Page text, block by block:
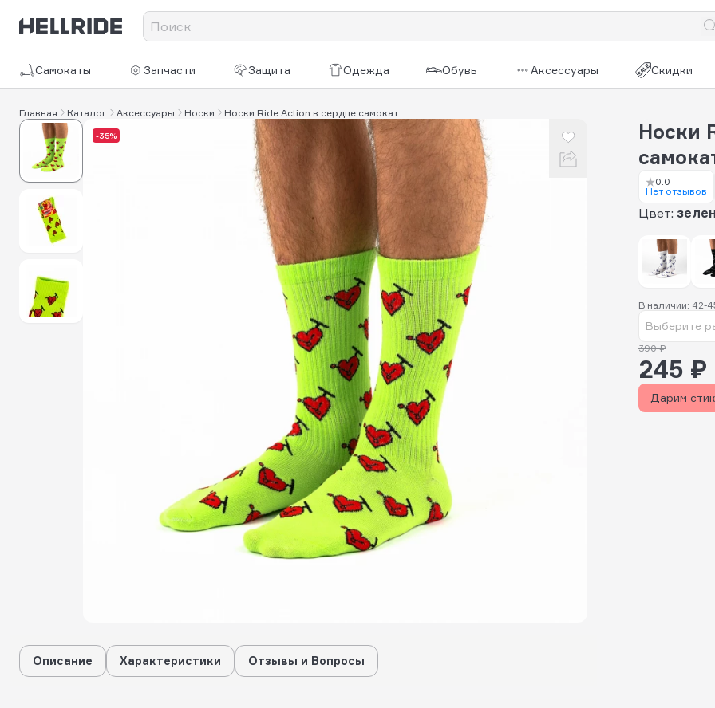
Самокаты Запчасти Защита Одежда Обувь Аксессуары Скидки
Главная Каталог Аксессуары Носки Носки Ride Action в сердце самокат
-35%
Носки
0.0
Нет отзывов
Цвет:
В наличии: 42-
Выберите
390 ₽
245 ₽
Дарим
Описание Характеристики Отзывы и Вопросы